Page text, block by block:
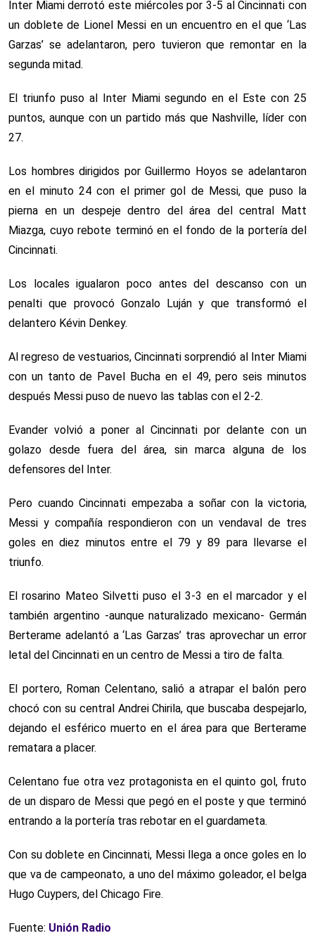
Inter Miami derrotó este miércoles por 3-5 al Cincinnati con
un doblete de Lionel Messi en un encuentro en el que ‘Las
Garzas’ se adelantaron, pero tuvieron que remontar en la
segunda mitad.
El triunfo puso al Inter Miami segundo en el Este con 25
puntos, aunque con un partido más que Nashville, líder con
27.
Los hombres dirigidos por Guillermo Hoyos se adelantaron
en el minuto 24 con el primer gol de Messi, que puso la
pierna en un despeje dentro del área del central Matt
Miazga, cuyo rebote terminó en el fondo de la portería del
Cincinnati.
Los locales igualaron poco antes del descanso con un
penalti que provocó Gonzalo Luján y que transformó el
delantero Kévin Denkey.
Al regreso de vestuarios, Cincinnati sorprendió al Inter Miami
con un tanto de Pavel Bucha en el 49, pero seis minutos
después Messi puso de nuevo las tablas con el 2-2.
Evander volvió a poner al Cincinnati por delante con un
golazo desde fuera del área, sin marca alguna de los
defensores del Inter.
Pero cuando Cincinnati empezaba a soñar con la victoria,
Messi y compañía respondieron con un vendaval de tres
goles en diez minutos entre el 79 y 89 para llevarse el
triunfo.
El rosarino Mateo Silvetti puso el 3-3 en el marcador y el
también argentino -aunque naturalizado mexicano- Germán
Berterame adelantó a ‘Las Garzas’ tras aprovechar un error
letal del Cincinnati en un centro de Messi a tiro de falta.
El portero, Roman Celentano, salió a atrapar el balón pero
chocó con su central Andrei Chirila, que buscaba despejarlo,
dejando el esférico muerto en el área para que Berterame
rematara a placer.
Celentano fue otra vez protagonista en el quinto gol, fruto
de un disparo de Messi que pegó en el poste y que terminó
entrando a la portería tras rebotar en el guardameta.
Con su doblete en Cincinnati, Messi llega a once goles en lo
que va de campeonato, a uno del máximo goleador, el belga
Hugo Cuypers, del Chicago Fire.
Fuente: Unión Radio